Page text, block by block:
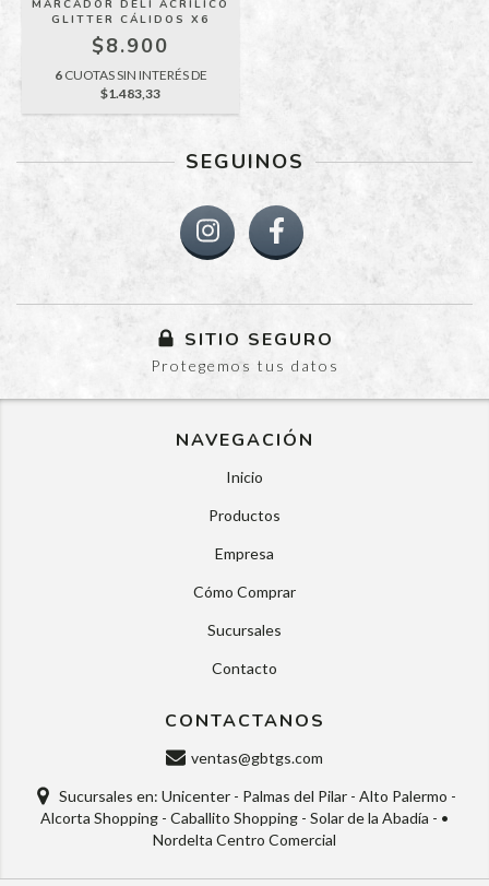
MARCADOR DELI ACRÍLICO
GLITTER CÁLIDOS X6
$8.900
6 CUOTAS SIN INTERÉS DE
$1.483,33
SEGUINOS
SITIO SEGURO
Protegemos tus datos
NAVEGACIÓN
Inicio
Productos
Empresa
Cómo Comprar
Sucursales
Contacto
CONTACTANOS
ventas@gbtgs.com
Sucursales en: Unicenter - Palmas del Pilar - Alto Palermo -
Alcorta Shopping - Caballito Shopping - Solar de la Abadía - •
Nordelta Centro Comercial